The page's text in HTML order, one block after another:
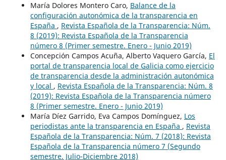
María Dolores Montero Caro, Balance de la
configuración autonómica de la transparencia en
España , Revista Española de la Transparencia: Núm.
8 (2019): Revista Española de la Transparencia
número 8 (Primer semestre. Enero - Junio 2019)
Concepción Campos Acuña, Alberto Vaquero García, El
portal de transparencia local de Galicia como ejercicio
de transparencia desde la administración autonómica
y local , Revista Española de la Transparencia: Núm. 8
(2019): Revista Española de la Transparencia número
8 (Primer semestre. Enero - Junio 2019)
María Díez Garrido, Eva Campos Domínguez, Los
periodistas ante la transparencia en España , Revista
Española de la Transparencia: Núm. 7 (2018): Revista
Española de la Transparencia número 7 (Segundo
semestre. Julio-Diciembre 2018)